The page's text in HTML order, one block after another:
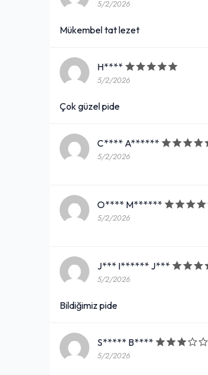
5/2/2026
Mükembel tat lezet
H****
5/2/2026
Çok güzel pide
C**** A******
5/2/2026
O**** M******
5/2/2026
J*** I****** J***
5/2/2026
Bildiğimiz pide
S***** B****
5/2/2026